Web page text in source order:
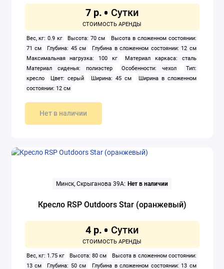
7 р.
Вес, кг: 0.9 кг Высота: 70 см
Высота в сложенном состоянии:
71 см
Глубина: 45 см
Глубина в сложенном состоянии: 12 см
Максимальная нагрузка: 100 кг
Материал каркаса: сталь
Материал сиденья: полиэстер
Особенности: чехол
Тип:
кресло
Цвет: серый Ширина: 45 см
Ширина в сложенном
состоянии: 12 см
Нет в наличии
Минск, Скрыганова 39А: Нет в наличии
Кресло RSP Outdoors Star (оранжевый)
4 р.
Вес, кг: 1.75 кг Высота: 80 см
Высота в сложенном состоянии:
13 см
Глубина: 50 см
Глубина в сложенном состоянии: 13 см